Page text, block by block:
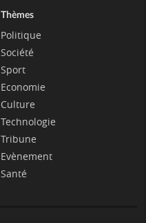
Thèmes
Politique
Société
Sport
Economie
Culture
Technologie
Tribune
Evènement
Santé